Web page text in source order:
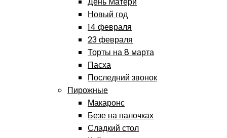
Новый год
14 февраля
23 февраля
Торты на 8 марта
Пасха
Последний звонок
Пирожные
Макаронс
Безе на палочках
Сладкий стол